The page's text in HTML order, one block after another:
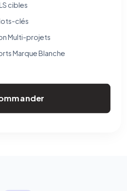
cibles
clés
Multi-projets
Marque Blanche